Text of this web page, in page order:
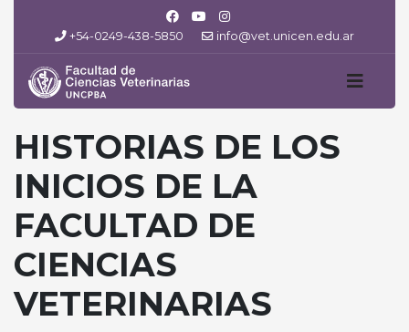
+54-0249-438-5850 info@vet.unicen.edu.ar
HISTORIAS DE LOS
INICIOS DE LA
FACULTAD DE
CIENCIAS
VETERINARIAS